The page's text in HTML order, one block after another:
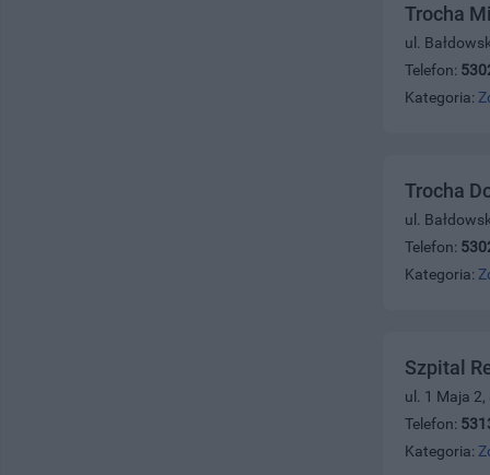
Trocha
ul.
Telefon:
Kategoria:
Trocha
ul.
Telefon:
Kategoria:
Szpital
ul. 1 Maja
Telefon:
Kategoria: